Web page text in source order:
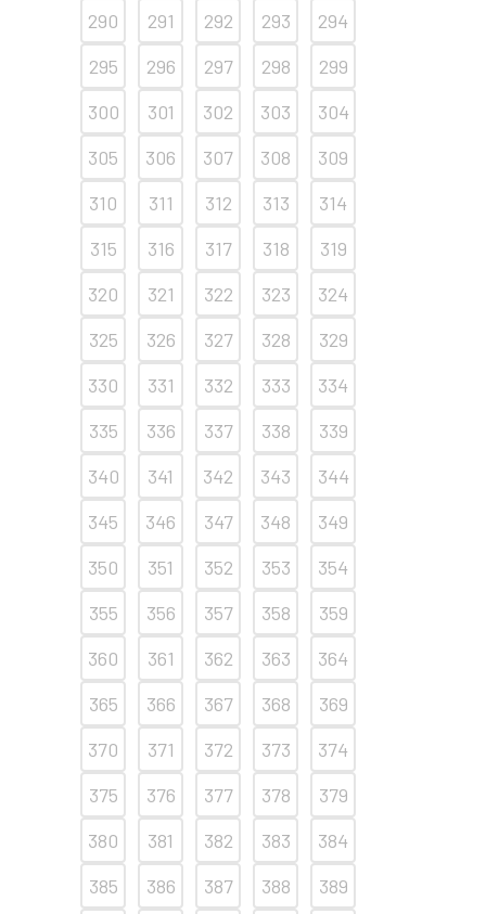
290
291 292 293
294
295
296 297 298
299
300
301 302 303
304
305
306 307 308
309
310
311 312 313
314
315
316 317 318
319
320
321 322 323
324
325
326 327 328
329
330
331 332 333
334
335
336 337 338
339
340
341 342 343
344
345
346 347 348
349
350
351 352 353
354
355
356 357 358
359
360
361 362 363
364
365
366 367 368
369
370
371 372 373
374
375
376 377 378
379
380
381 382 383
384
385
386 387 388 389